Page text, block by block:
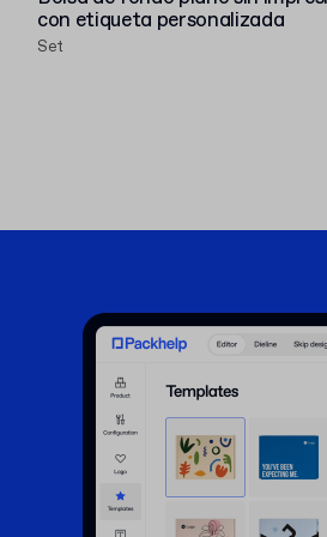
con etiqueta personalizada
Set